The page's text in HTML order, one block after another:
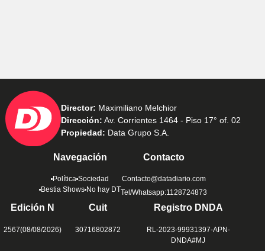
Director: Maximiliano Melchior
Dirección: Av. Corrientes 1464 - Piso 17° of. 02
Propiedad: Data Grupo S.A.
Navegación
Política Sociedad
Bestia Shows No hay DT
Contacto
Contacto@datadiario.com
Tel/Whatsapp:1128724873
Edición N
2567(08/08/2026)
Cuit
30716802872
Registro DNDA
RL-2023-99931397-APN-
DNDA#MJ